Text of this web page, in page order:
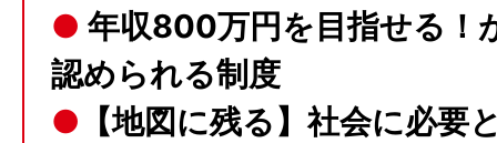
● 年収800万円を目指せる！
認められる制度
● 【地図に残る】社会に必要